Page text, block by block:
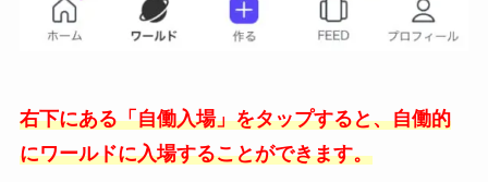
右下にある「自働入場」をタップすると、自働的
にワールドに入場することができます。